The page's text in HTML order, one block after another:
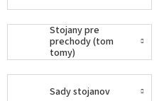
Stojany pre
prechody (tom
tomy)
Sady stojanov